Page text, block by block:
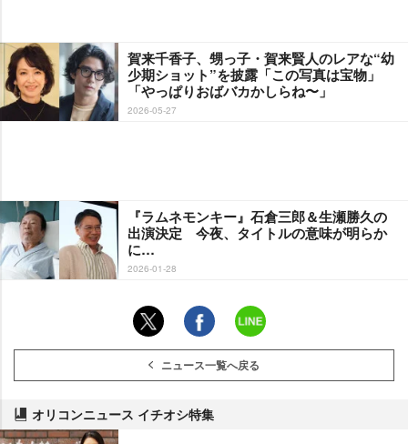
賀来千香子、甥っ子・賀来賢人のレアな“幼
少期ショット”を披露「この写真は宝物」
「やっぱりおばバカかしらね〜」
2026-05-27
『ラムネモンキー』石倉三郎＆生瀬勝久の
出演決定 今夜、タイトルの意味が明らか
に…
2026-01-28
ニュース一覧へ戻る
オリコンニュース イチオシ特集